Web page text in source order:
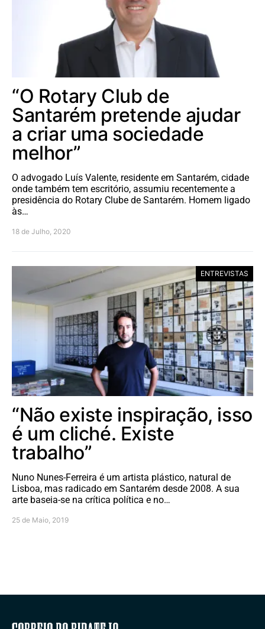
“O Rotary Club de
Santarém pretende ajudar
a criar uma sociedade
melhor”
O advogado Luís Valente, residente em Santarém, cidade
onde também tem escritório, assumiu recentemente a
presidência do Rotary Clube de Santarém. Homem ligado
às…
18 de Julho, 2020
ENTREVISTAS
“Não existe inspiração, isso
é um cliché. Existe
trabalho”
Nuno Nunes-Ferreira é um artista plástico, natural de
Lisboa, mas radicado em Santarém desde 2008. A sua
arte baseia-se na crítica política e no…
25 de Maio, 2019